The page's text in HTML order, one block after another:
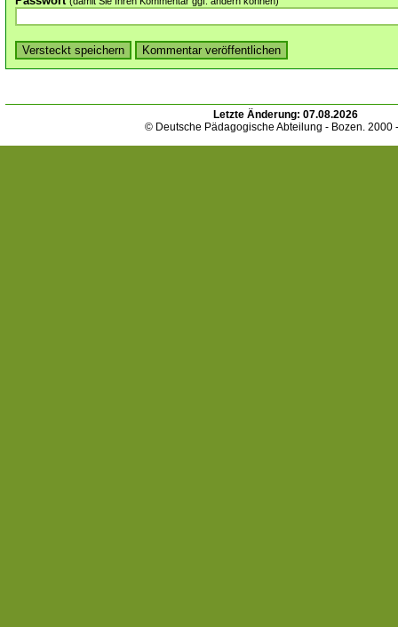
Letzte Änderung: 07.08.2026
© Deutsche Pädagogische Abteilung - Bozen. 2000